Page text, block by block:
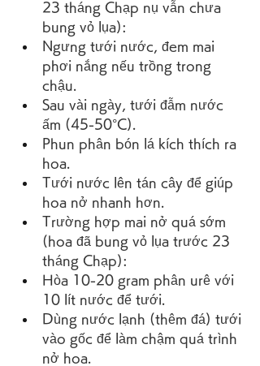
23 tháng Chạp nụ vẫn chưa
bung vỏ lụa):
Ngưng tưới nước, đem mai
phơi nắng nếu trồng trong
chậu.
Sau vài ngày, tưới đẫm nước
ấm (45-50°C).
Phun phân bón lá kích thích ra
hoa.
Tưới nước lên tán cây để giúp
hoa nở nhanh hơn.
Trường hợp mai nở quá sớm
(hoa đã bung vỏ lụa trước 23
tháng Chạp):
Hòa 10-20 gram phân urê với
10 lít nước để tưới.
Dùng nước lạnh (thêm đá) tưới
vào gốc để làm chậm quá trình
nở hoa.